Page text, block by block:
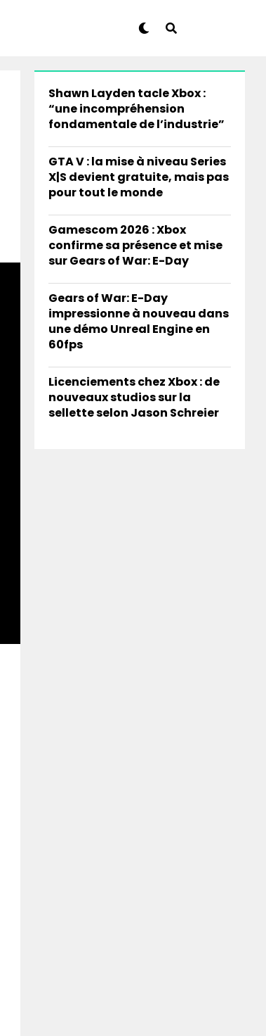
Shawn Layden tacle Xbox :
“une incompréhension
fondamentale de l’industrie”
GTA V : la mise à niveau Series
X|S devient gratuite, mais pas
pour tout le monde
Gamescom 2026 : Xbox
confirme sa présence et mise
sur Gears of War: E-Day
Gears of War: E-Day
impressionne à nouveau dans
une démo Unreal Engine en
60fps
Licenciements chez Xbox : de
nouveaux studios sur la
sellette selon Jason Schreier